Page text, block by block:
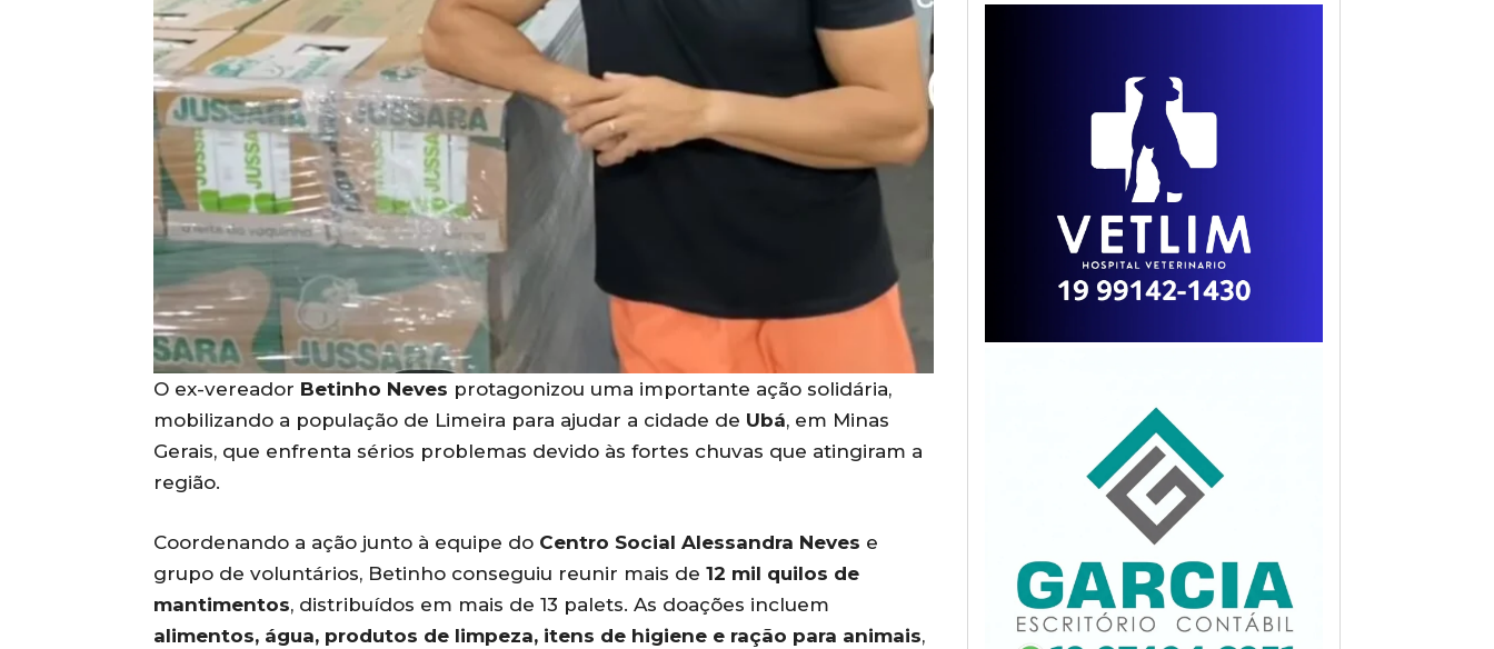
O ex-vereador Betinho Neves protagonizou uma importante ação solidária,
mobilizando a população de Limeira para ajudar a cidade de Ubá, em Minas
Gerais, que enfrenta sérios problemas devido às fortes chuvas que atingiram a
região.
Coordenando a ação junto à equipe do Centro Social Alessandra Neves e
grupo de voluntários, Betinho conseguiu reunir mais de 12 mil quilos de
mantimentos, distribuídos em mais de 13 palets. As doações incluem
alimentos, água, produtos de limpeza, itens de higiene e ração para animais,